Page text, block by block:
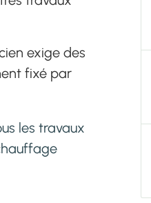
exige des
fixé par
les travaux